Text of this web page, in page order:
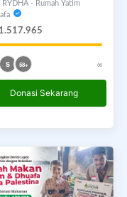
RYDHA - Rumah Yatim
S 58+ ∞
Donasi Sekarang